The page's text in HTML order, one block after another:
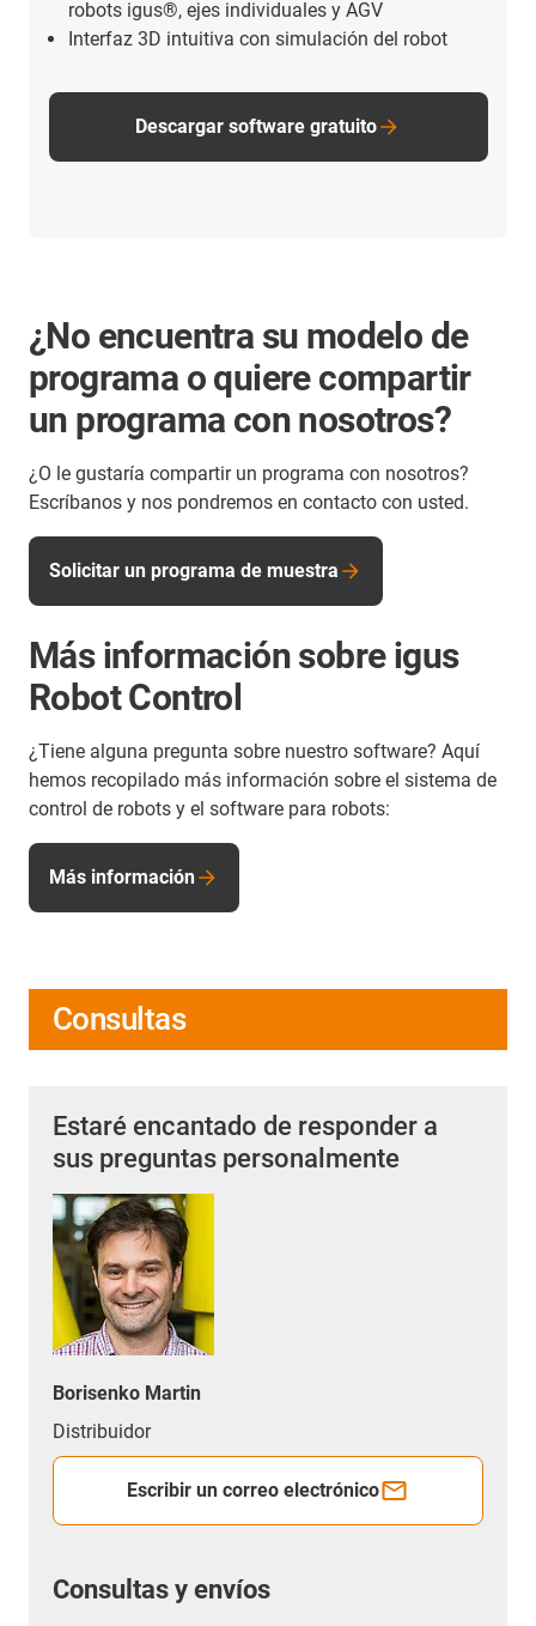
robots igus®, ejes individuales y AGV
Interfaz 3D intuitiva con simulación del robot
Descargar software gratuito
¿No encuentra su modelo de
programa o quiere compartir
un programa con nosotros?
¿O le gustaría compartir un programa con nosotros?
Escríbanos y nos pondremos en contacto con usted.
Solicitar un programa de muestra
Más información sobre igus
Robot Control
¿Tiene alguna pregunta sobre nuestro software? Aquí
hemos recopilado más información sobre el sistema de
control de robots y el software para robots:
Más información
Consultas
Estaré encantado de responder a
sus preguntas personalmente
Borisenko Martin
Distribuidor
Escribir un correo electrónico
Consultas y envíos